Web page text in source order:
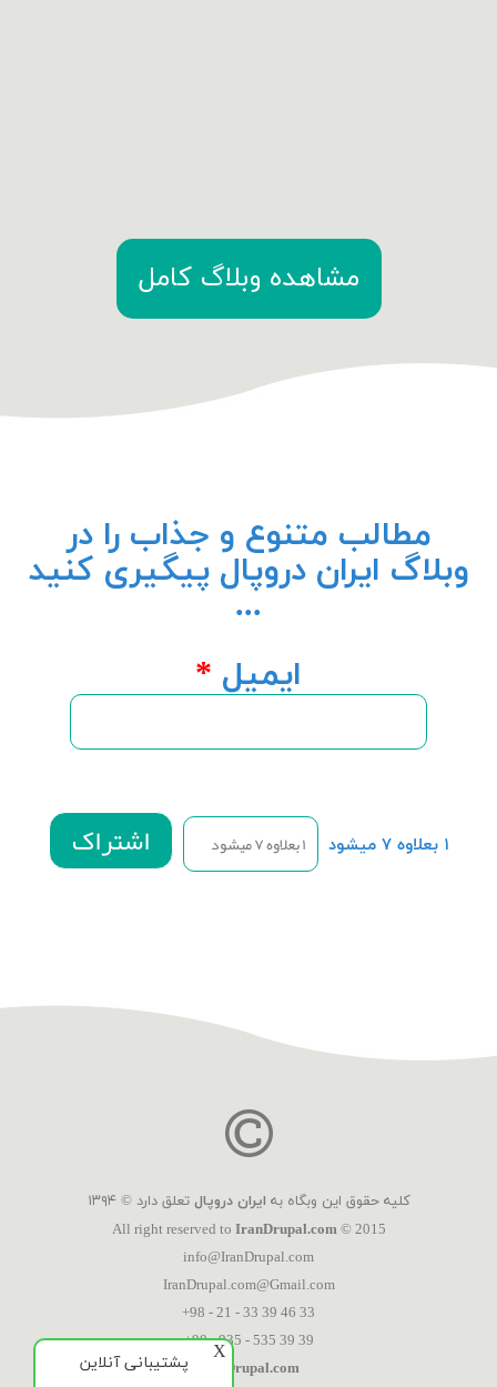
مشاهده وبلاگ کامل
مطالب متنوع و جذاب را در
وبلاگ ایران دروپال پیگیری کنید
...
ایمیل *
۱ بعلاوه ۷ میشود
کلیه حقوق این وبگاه به ایران دروپال تعلق دارد © ۱۳۹۴
All right reserved to IranDrupal.com© 2015
info@IranDrupal.com
IranDrupal.com@Gmail.com
+98 - 21 - 33 39 46 33
+98 - 935 - 535 39 39
IranDrupal.com
X
پشتیبانی آنلاین